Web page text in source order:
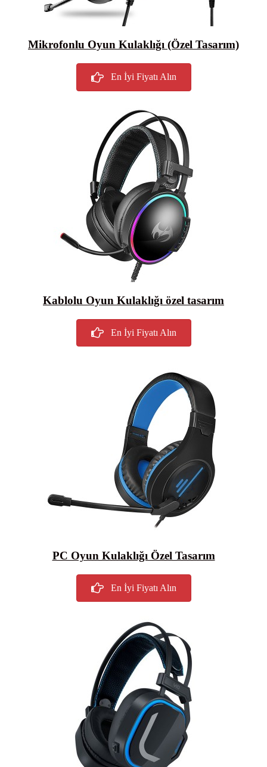
Mikrofonlu Oyun Kulaklığı (Özel Tasarım)
En İyi Fiyatı Alın
Kablolu Oyun Kulaklığı özel tasarım
En İyi Fiyatı Alın
PC Oyun Kulaklığı Özel Tasarım
En İyi Fiyatı Alın